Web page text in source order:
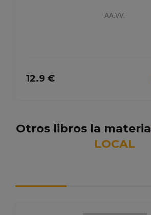
AA.VV.
12.9 €
Otros libros la materia
LOCAL